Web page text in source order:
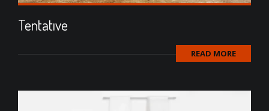
Tentatıve
READ MORE